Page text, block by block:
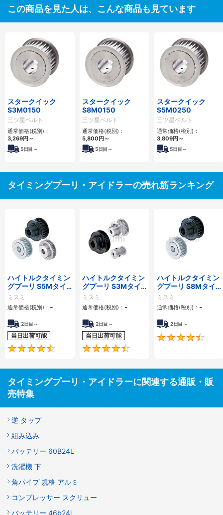
この商品を見た人は、こんな商品も見ています
スタークイック
S3M0150
三ツ星ベルト
通常価格(税別)：
3,269円 ～
5日目～
スタークイック
S8M0150
三ツ星ベルト
通常価格(税別)：
5,800 円 ～
5日目～
スタークイック
S5M0250
三ツ星ベルト
通常価格(税別)：
3,809円 ～
5日目～
タイミングプーリ・アイドラーの売れ筋ランキング
ハイトルクタイミン
グプーリ S5Mタイ
プ
ミスミ
通常価格(税別)： -
2日目～
当日出荷可能
4.5
ハイトルクタイミン
グプーリ S3Mタイ
プ
ミスミ
通常価格(税別)： -
2日目～
当日出荷可能
ハイトルクタイミン
グプーリ S8Mタイ
プ
ミスミ
通常価格(税別)： -
2日目～
タイミングプーリ・アイドラーに関連する通販・販
売特集
逆 タップ
組み込み
バッテリー 60B24L
洗濯機 下
角パイプ 規格 アルミ
コンプレッサー スクリュー
バッテリー 46b24l